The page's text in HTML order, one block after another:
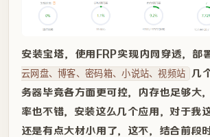
安装宝塔，使用FRP实现内网穿透，部
云网盘、博客、密码箱、小说站、视频站
几
务器毕竟各方面更可控，内存也足够大
率也不错，安装这么几个应用，对于我
还是有点大材小用了，这不，结合前段